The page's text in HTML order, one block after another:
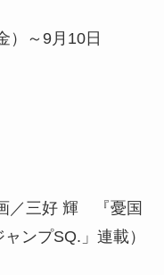
）～9月10日
／三好 輝 『憂国
ンプSQ.」連載）